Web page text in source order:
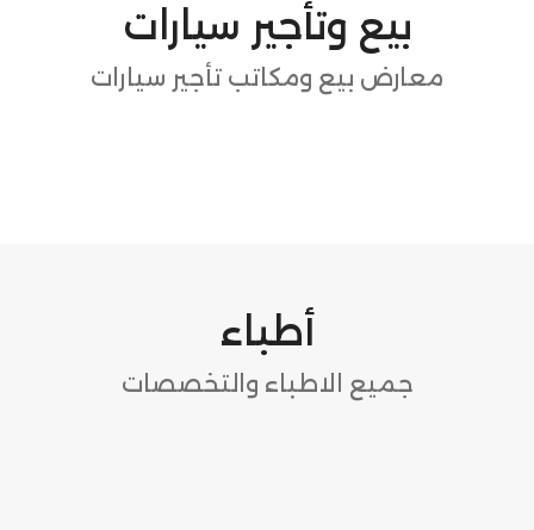
بيع وتأجير سيارات
معارض بيع ومكاتب تأجير سيارات
أطباء
جميع الاطباء والتخصصات